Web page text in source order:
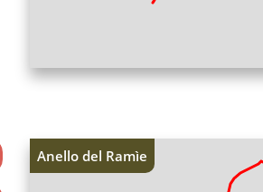
Anello del Ramìe